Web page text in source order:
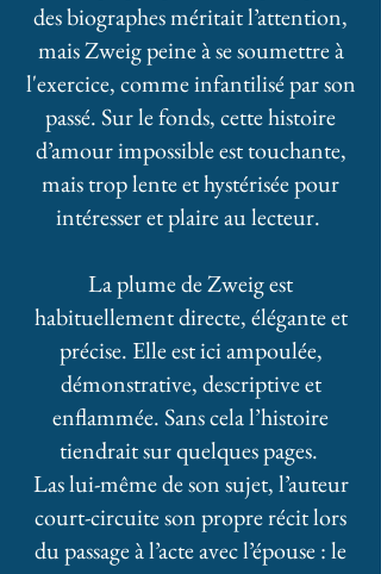
des biographes méritait l’attention,
mais Zweig peine à se soumettre à
l'exercice, comme infantilisé par son
passé. Sur le fonds, cette histoire
d’amour impossible est touchante,
mais trop lente et hystérisée pour
intéresser et plaire au lecteur.
La plume de Zweig est
habituellement directe, élégante et
précise. Elle est ici ampoulée,
démonstrative, descriptive et
enflammée. Sans cela l’histoire
tiendrait sur quelques pages.
Las lui-même de son sujet, l’auteur
court-circuite son propre récit lors
du passage à l’acte avec l’épouse : le